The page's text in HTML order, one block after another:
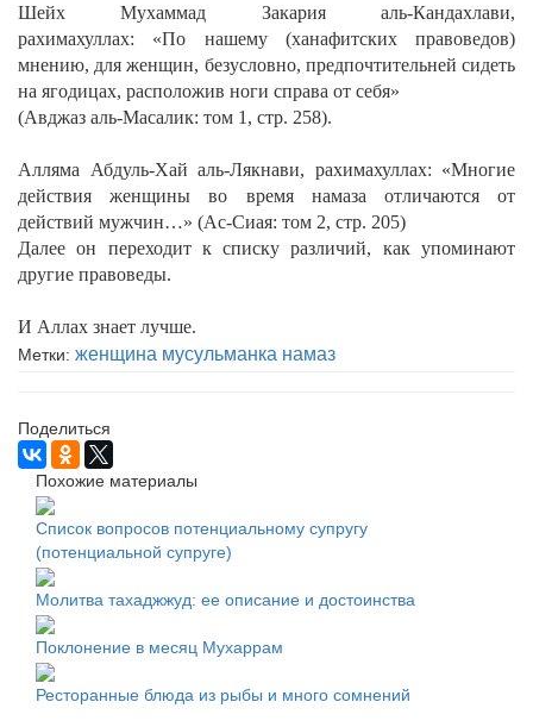
Шейх Мухаммад Закария аль-Кандахлави,
рахимахуллах: «По нашему (ханафитских правоведов)
мнению, для женщин, безусловно, предпочтительней сидеть
на ягодицах, расположив ноги справа от себя»
(Авджаз аль-Масалик: том 1, стр. 258).
Алляма Абдуль-Хай аль-Лякнави, рахимахуллах: «Многие
действия женщины во время намаза отличаются от
действий мужчин…» (Ас-Сиая: том 2, стр. 205)
Далее он переходит к списку различий, как упоминают
другие правоведы.
И Аллах знает лучше.
Метки: женщина мусульманка намаз
Поделиться
Похожие материалы
Список вопросов потенциальному супругу
(потенциальной супруге)
Молитва тахаджжуд: ее описание и достоинства
Поклонение в месяц Мухаррам
Ресторанные блюда из рыбы и много сомнений